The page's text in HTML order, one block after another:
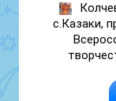
с.Казаки,
•